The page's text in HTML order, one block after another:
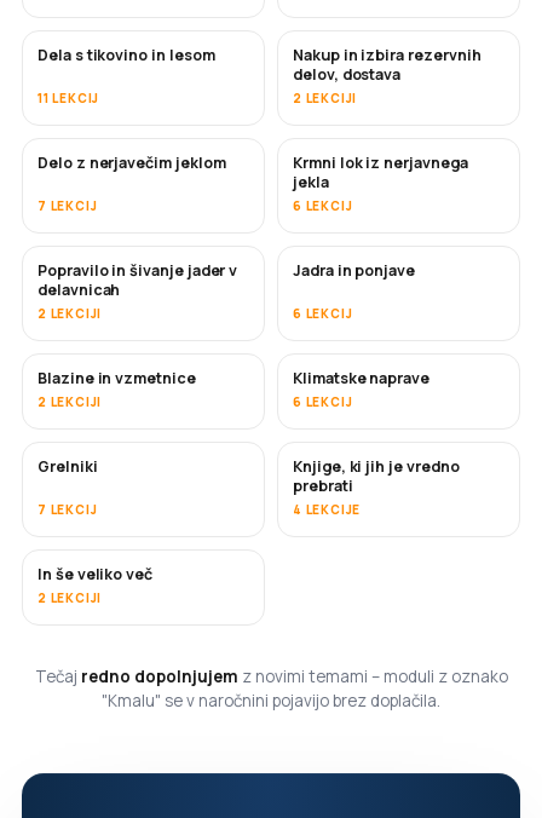
Dela s tikovino in lesom
11 LEKCIJ
KMALU
Nakup in izbira rezervnih
delov, dostava
2 LEKCIJI
KMALU
Delo z nerjavečim jeklom
7 LEKCIJ
Krmni lok iz nerjavnega
jekla
6 LEKCIJ
KMALU
Popravilo in šivanje jader v
delavnicah
2 LEKCIJI
Jadra in ponjave
6 LEKCIJ
Blazine in vzmetnice
2 LEKCIJI
KMALU
Klimatske naprave
6 LEKCIJ
KMALU
Grelniki
7 LEKCIJ
KMALU
Knjige, ki jih je vredno
prebrati
4 LEKCIJE
KMALU
In še veliko več
2 LEKCIJI
Tečaj redno dopolnjujem z novimi temami – moduli z oznako
"Kmalu" se v naročnini pojavijo brez doplačila.